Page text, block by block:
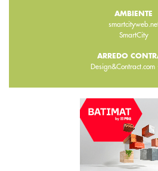
AMBIENTE
SmartCity
ARREDO
Design&Contract.com